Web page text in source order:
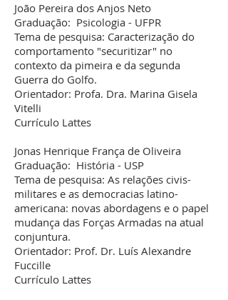
João Pereira dos Anjos Neto
Graduação: Psicologia - UFPR
Tema de pesquisa: Caracterização do
comportamento "securitizar" no
contexto da pimeira e da segunda
Guerra do Golfo.
Orientador: Profa. Dra. Marina Gisela
Vitelli
Currículo Lattes
Jonas Henrique França de Oliveira
Graduação: História - USP
Tema de pesquisa: As relações civis-
militares e as democracias latino-
americana: novas abordagens e o papel
mudança das Forças Armadas na atual
conjuntura.
Orientador: Prof. Dr. Luís Alexandre
Fuccille
Currículo Lattes